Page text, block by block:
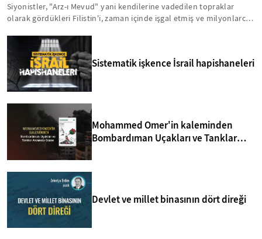
Siyonistler, "Arz-ı Mevud" yani kendilerine vadedilen topraklar
olarak gördükleri Filistin'i, zaman içinde işgal etmiş ve milyonlarca
Kıbrıs'ı da Arz-ı Mevud'un içinde görmektedir. Bu anlamda, yavru
vatanla ilgili birtakım sinsi faaliyetler yürütülmektedir. İşte, Kuzey
Kıbrıs'taki siyonizm tehdidi hakkında bilmeniz gerekenler...
Sistematik işkence İsrail hapishaneleri
Mohammed Omer'in kaleminden
Bombardıman Uçakları ve Tanklar
Devlet ve millet binasının dört direği